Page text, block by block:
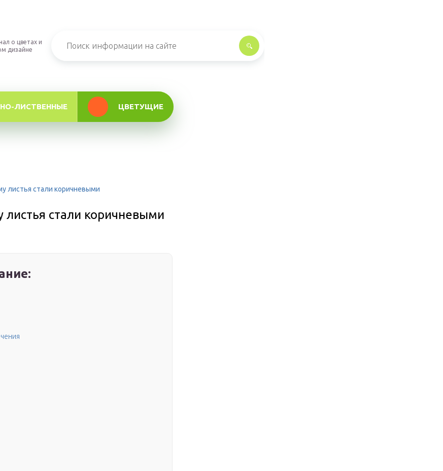
о цветах и
дизайне
ЛИСТВЕННЫЕ ЦВЕТУЩИЕ
листья стали коричневыми
стали коричневыми